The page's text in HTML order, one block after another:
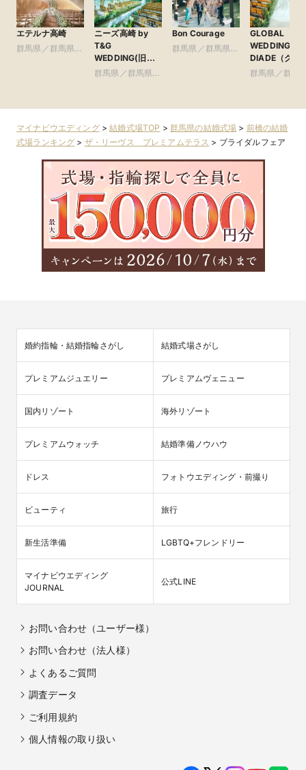
エテルナ高崎
群馬県／群馬県全
ニーズ高崎 by
T&G
WEDDING(旧
アーセンティア迎
群馬県／群馬県全
Bon Courage
群馬県／群馬県全
GLOBAL
WEDDING
DIADE（グロ
ル ウエディ
群馬県／群馬
マイナビウエディング>結婚式場TOP > 群馬県の結婚式場 > 前橋の結婚
式場ランキング > ザ・リーヴス プレミアムテラス > ブライダルフェア
婚約指輪・結婚指輪さがし 結婚式場さがし
プレミアムジュエリー プレミアムヴェニュー
国内リゾート 海外リゾート
プレミアムウォッチ 結婚準備ノウハウ
ドレス フォトウエディング・前撮り
ビューティ 旅行
新生活準備 LGBTQ+フレンドリー
マイナビウエディング
JOURNAL
公式LINE
お問い合わせ（ユーザー様）
お問い合わせ（法人様）
よくあるご質問
調査データ
ご利用規約
個人情報の取り扱い